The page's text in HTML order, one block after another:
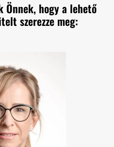
hogy a lehető
szerezze meg: